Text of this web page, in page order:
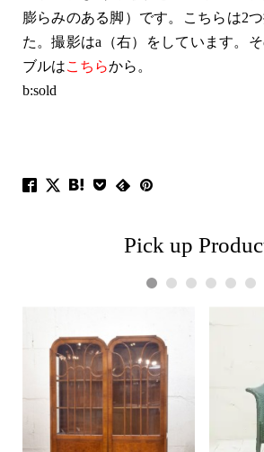
膨らみのある脚）です。こちらは2
た。撮影はa（右）をしています。
ブルはこちらから。
b:sold
Pick up
1 2 3 4 5 6